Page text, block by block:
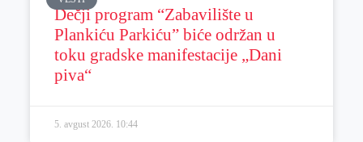
Dečji program “Zabavilište u
Plankiću Parkiću” biće održan u
toku gradske manifestacije „Dani
piva“
5. avgust 2026. 10:44